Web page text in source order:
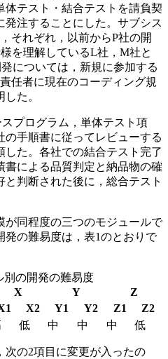
体テスト・結合テストを請負契
注することにした。サブシス
それぞれ，以前からP社の開
を理解しているL社，M社と
については，新規に参加する
任者に現在のコーディング規
た。
プログラム，単体テスト項
の手順書に従ってレビューする
した。各社での結合テスト完了
による品質判定と納品物の確
判断された後に，総合テスト
が同程度の三つのモジュールで
の難易度は，表1のとおりで
別の開発の難易度
X Y
Z
X2 Y1 Y2 Z1
Z2
低 中 中 中 低
次の2項目に変更が入ったの